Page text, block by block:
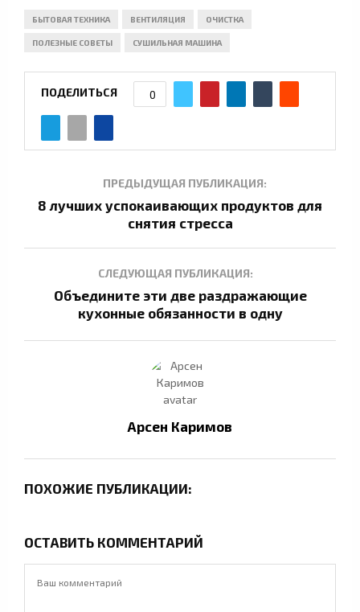
БЫТОВАЯ ТЕХНИКА ВЕНТИЛЯЦИЯ ОЧИСТКА
ПОЛЕЗНЫЕ СОВЕТЫ СУШИЛЬНАЯ МАШИНА
ПОДЕЛИТЬСЯ 0
ПРЕДЫДУЩАЯ ПУБЛИКАЦИЯ:
8 лучших успокаивающих продуктов для
снятия стресса
СЛЕДУЮЩАЯ ПУБЛИКАЦИЯ:
Объедините эти две раздражающие
кухонные обязанности в одну
Арсен Каримов
ПОХОЖИЕ ПУБЛИКАЦИИ:
ОСТАВИТЬ КОММЕНТАРИЙ